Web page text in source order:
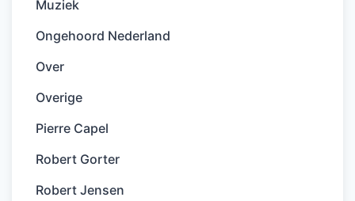
Muziek
Ongehoord Nederland
Over
Overige
Pierre Capel
Robert Gorter
Robert Jensen